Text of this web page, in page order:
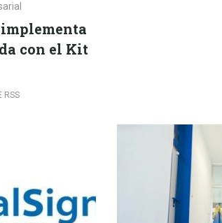
con el Kit
RSS